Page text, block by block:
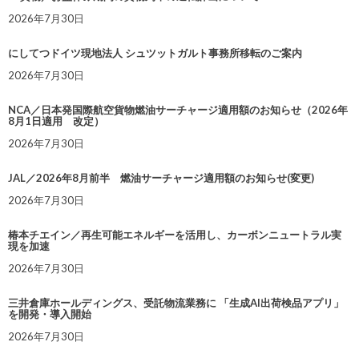
2026年7月30日
にしてつドイツ現地法人 シュツットガルト事務所移転のご案内
2026年7月30日
NCA／日本発国際航空貨物燃油サーチャージ適用額のお知らせ（2026年
8月1日適用 改定）
2026年7月30日
JAL／2026年8月前半 燃油サーチャージ適用額のお知らせ(変更)
2026年7月30日
椿本チエイン／再生可能エネルギーを活用し、カーボンニュートラル実
現を加速
2026年7月30日
三井倉庫ホールディングス、受託物流業務に 「生成AI出荷検品アプリ」
を開発・導入開始
2026年7月30日